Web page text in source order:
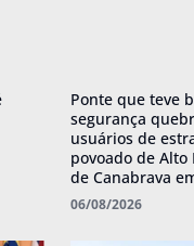
Ponte que teve
segurança
usuários de
povoado de
de Canabrava
06/08/2026